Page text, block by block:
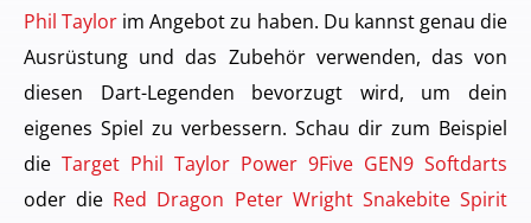
Phil Taylor im Angebot zu haben. Du kannst genau die
Ausrüstung und das Zubehör verwenden, das von
diesen Dart-Legenden bevorzugt wird, um dein
eigenes Spiel zu verbessern. Schau dir zum Beispiel
die Target Phil Taylor Power 9Five GEN9 Softdarts
oder die Red Dragon Peter Wright Snakebite Spirit